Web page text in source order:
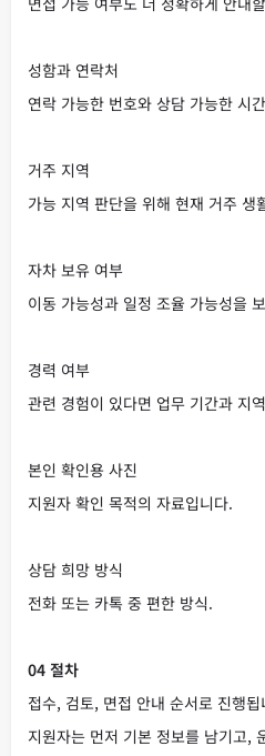
성함과 연락처
연락 가능한 번호와 상담 가능한 시
거주 지역
가능 지역 판단을 위해 현재 거주 생
자차 보유 여부
이동 가능성과 일정 조율 가능성을
경력 여부
관련 경험이 있다면 업무 기간과 지
본인 확인용 사진
지원자 확인 목적의 자료입니다.
상담 희망 방식
전화 또는 카톡 중 편한 방식.
04 절차
접수, 검토, 면접 안내 순서로 진행됩
지원자는 먼저 기본 정보를 남기고,